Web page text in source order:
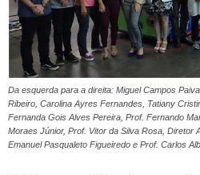
Da esquerda para a direita: Miguel Campos
Ribeiro, Carolina Ayres Fernandes, Tatiany
Fernanda Gois Alves Pereira, Prof. Fernando
Moraes Júnior, Prof. Vitor da Silva Rosa, Diretor
Emanuel Pasqualeto Figueiredo e Prof. Carlos